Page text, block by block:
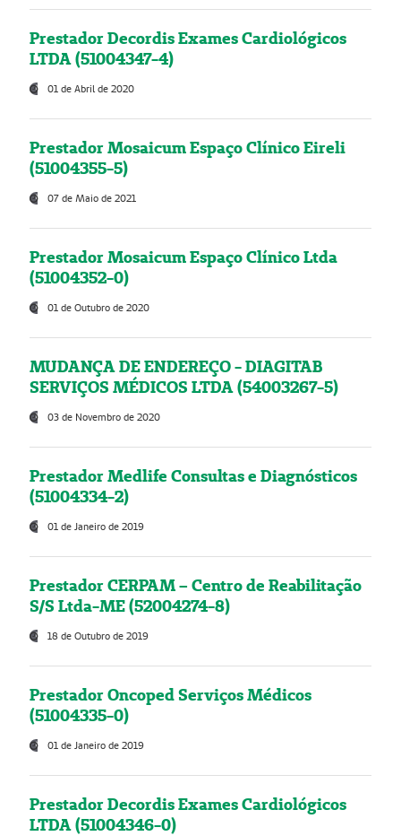
Prestador Decordis Exames Cardiológicos
LTDA (51004347-4)
01 de Abril de 2020
Prestador Mosaicum Espaço Clínico Eireli
(51004355-5)
07 de Maio de 2021
Prestador Mosaicum Espaço Clínico Ltda
(51004352-0)
01 de Outubro de 2020
MUDANÇA DE ENDEREÇO - DIAGITAB
SERVIÇOS MÉDICOS LTDA (54003267-5)
03 de Novembro de 2020
Prestador Medlife Consultas e Diagnósticos
(51004334-2)
01 de Janeiro de 2019
Prestador CERPAM – Centro de Reabilitação
S/S Ltda-ME (52004274-8)
18 de Outubro de 2019
Prestador Oncoped Serviços Médicos
(51004335-0)
01 de Janeiro de 2019
Prestador Decordis Exames Cardiológicos
LTDA (51004346-0)